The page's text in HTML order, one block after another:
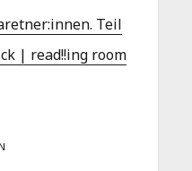
Teil
| read!!ing room